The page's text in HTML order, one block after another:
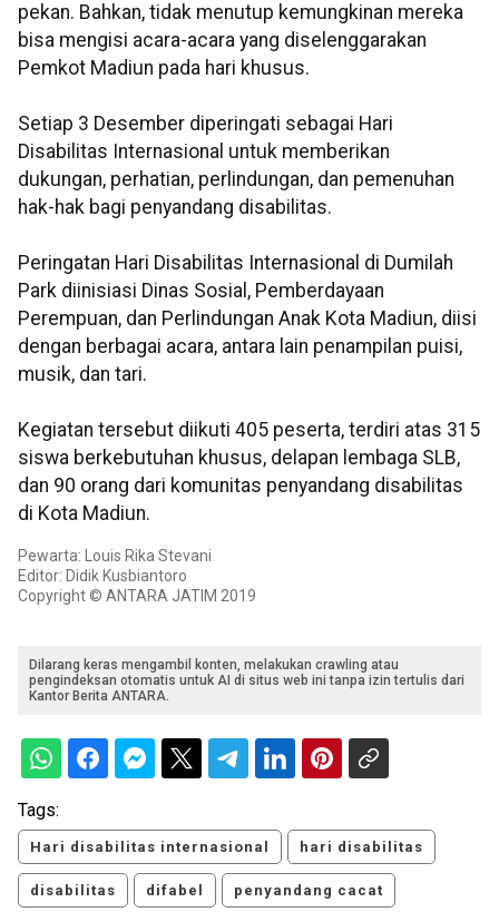
pekan. Bahkan, tidak menutup kemungkinan mereka
bisa mengisi acara-acara yang diselenggarakan
Pemkot Madiun pada hari khusus.
Setiap 3 Desember diperingati sebagai Hari
Disabilitas Internasional untuk memberikan
dukungan, perhatian, perlindungan, dan pemenuhan
hak-hak bagi penyandang disabilitas.
Peringatan Hari Disabilitas Internasional di Dumilah
Park diinisiasi Dinas Sosial, Pemberdayaan
Perempuan, dan Perlindungan Anak Kota Madiun, diisi
dengan berbagai acara, antara lain penampilan puisi,
musik, dan tari.
Kegiatan tersebut diikuti 405 peserta, terdiri atas 315
siswa berkebutuhan khusus, delapan lembaga SLB,
dan 90 orang dari komunitas penyandang disabilitas
di Kota Madiun.
Pewarta: Louis Rika Stevani
Editor: Didik Kusbiantoro
Copyright © ANTARA JATIM 2019
Dilarang keras mengambil konten, melakukan crawling atau
pengindeksan otomatis untuk AI di situs web ini tanpa izin tertulis dari
Kantor Berita ANTARA.
Tags:
Hari disabilitas internasional hari disabilitas
disabilitas difabel penyandang cacat